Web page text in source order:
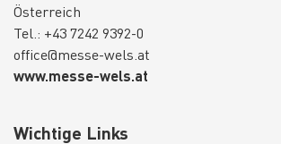
Österreich
Tel.: +43 7242 9392-0
office@messe-wels.at
www.messe-wels.at
Wichtige Links